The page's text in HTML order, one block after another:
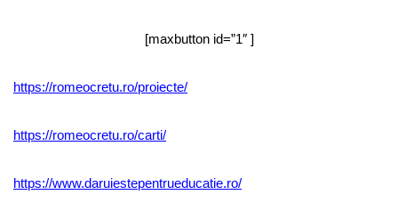
[maxbutton id=”1″ ]
https://romeocretu.ro/proiecte/
https://romeocretu.ro/carti/
https://www.daruiestepentrueducatie.ro/